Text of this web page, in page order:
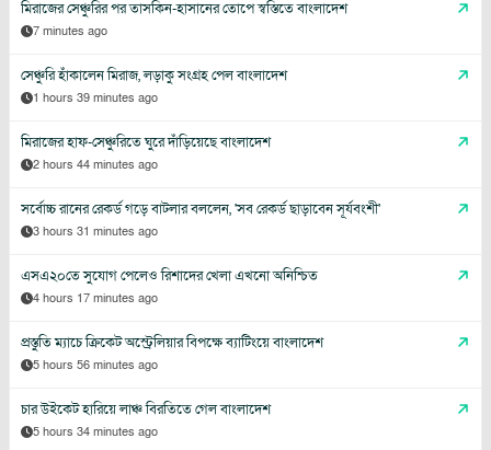
মিরাজের সেঞ্চুরির পর তাসকিন-হাসানের তোপে স্বস্তিতে বাংলাদেশ
7 minutes ago
সেঞ্চুরি হাঁকালেন মিরাজ, লড়াকু সংগ্রহ পেল বাংলাদেশ
1 hours 39 minutes ago
মিরাজের হাফ-সেঞ্চুরিতে ঘুরে দাঁড়িয়েছে বাংলাদেশ
2 hours 44 minutes ago
সর্বোচ্চ রানের রেকর্ড গড়ে বাটলার বললেন, 'সব রেকর্ড ছাড়াবেন সূর্যবংশী'
3 hours 31 minutes ago
এসএ২০তে সুযোগ পেলেও রিশাদের খেলা এখনো অনিশ্চিত
4 hours 17 minutes ago
প্রস্তুতি ম্যাচে ক্রিকেট অস্ট্রেলিয়ার বিপক্ষে ব্যাটিংয়ে বাংলাদেশ
5 hours 56 minutes ago
চার উইকেট হারিয়ে লাঞ্চ বিরতিতে গেল বাংলাদেশ
5 hours 34 minutes ago